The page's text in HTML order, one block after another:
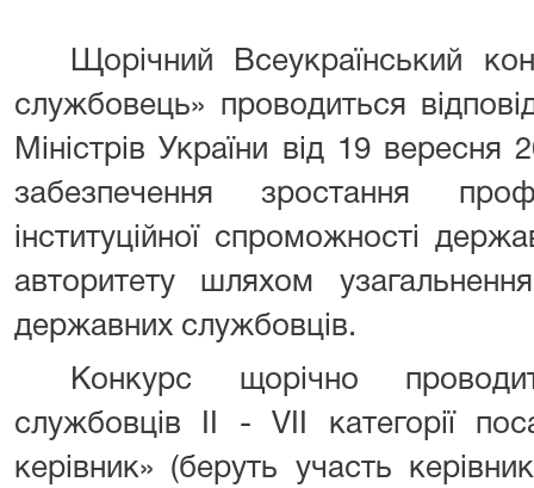
Щорічний Всеукраїнський
службовець» проводиться
Міністрів України від 19
забезпечення зростання
інституційної спроможності
авторитету шляхом
державних службовців.
Конкурс щорічно
службовців II - VII категорії
керівник» (беруть участь